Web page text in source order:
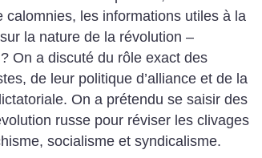
calomnies, les informations utiles à la
la nature de la révolution –
? On a discuté du rôle exact des
de leur politique d’alliance et de la
On a prétendu se saisir des
russe pour réviser les clivages
socialisme et syndicalisme.